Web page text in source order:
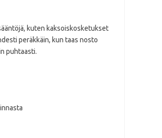
kuten kaksoiskosketukset
peräkkäin, kun taas nosto
puhtaasti.